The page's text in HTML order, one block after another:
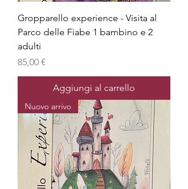
Gropparello experience - Visita al
Parco delle Fiabe 1 bambino e 2
adulti
Prezzo
85,00 €
Aggiungi al carrello
Nuovo arrivo